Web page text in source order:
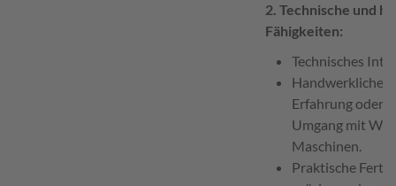
2. Technische und
Fähigkeiten:
Technisches
Handwerkliches
Erfahrung oder
Umgang mit
Maschinen.
Praktische